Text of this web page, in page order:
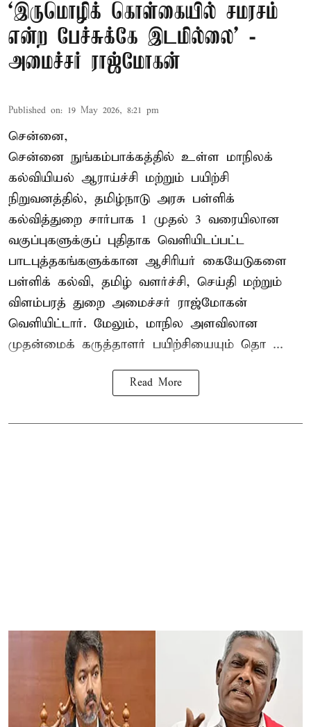
‘இருமொழிக் கொள்கையில் சமரசம்
என்ற பேச்சுக்கே இடமில்லை’ -
அமைச்சர் ராஜ்மோகன்
Published on: 19 May 2026, 8:21 pm
சென்னை,
சென்னை நுங்கம்பாக்கத்தில் உள்ள மாநிலக்
கல்வியியல் ஆராய்ச்சி மற்றும் பயிற்சி
நிறுவனத்தில், தமிழ்நாடு அரசு பள்ளிக்
கல்வித்துறை சார்பாக 1 முதல் 3 வரையிலான
வகுப்புகளுக்குப் புதிதாக வெளியிடப்பட்ட
பாடபுத்தகங்களுக்கான ஆசிரியர் கையேடுகளை
பள்ளிக் கல்வி, தமிழ் வளர்ச்சி, செய்தி மற்றும்
விளம்பரத் துறை அமைச்சர் ராஜ்மோகன்
வெளியிட்டார். மேலும், மாநில அளவிலான
முதன்மைக் கருத்தாளர் பயிற்சியையும் தொ ...
Read More